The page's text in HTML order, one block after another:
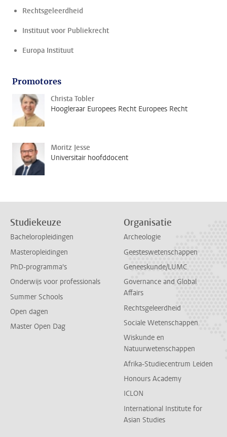
Rechtsgeleerdheid
Instituut voor Publiekrecht
Europa Instituut
Promotores
Christa Tobler
Hoogleraar Europees Recht Europees Recht
Moritz Jesse
Universitair hoofddocent
Studiekeuze
Bacheloropleidingen
Masteropleidingen
PhD-programma's
Onderwijs voor professionals
Summer Schools
Open dagen
Master Open Dag
Organisatie
Archeologie
Geesteswetenschappen
Geneeskunde/LUMC
Governance and Global
Affairs
Rechtsgeleerdheid
Sociale Wetenschappen
Wiskunde en
Natuurwetenschappen
Afrika-Studiecentrum Leiden
Honours Academy
ICLON
International Institute for
Asian Studies